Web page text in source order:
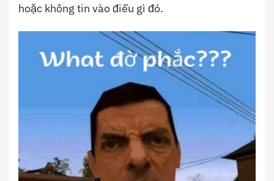
hoặc không tin vào điều gì đó.